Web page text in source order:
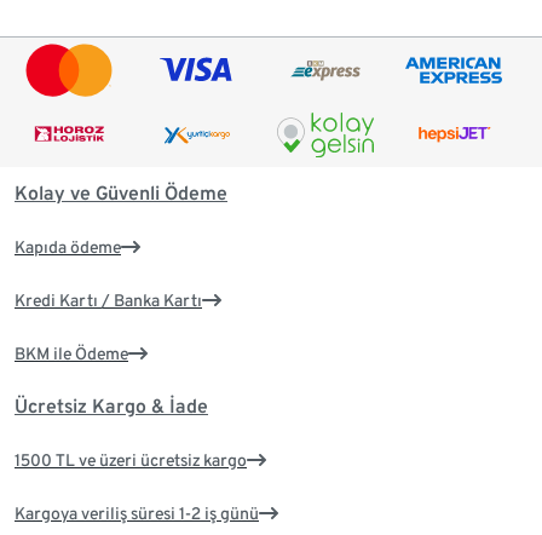
Kolay ve Güvenli Ödeme
Kapıda ödeme
Kredi Kartı / Banka Kartı
BKM ile Ödeme
Ücretsiz Kargo & İade
1500 TL ve üzeri ücretsiz kargo
Kargoya veriliş süresi 1-2 iş günü